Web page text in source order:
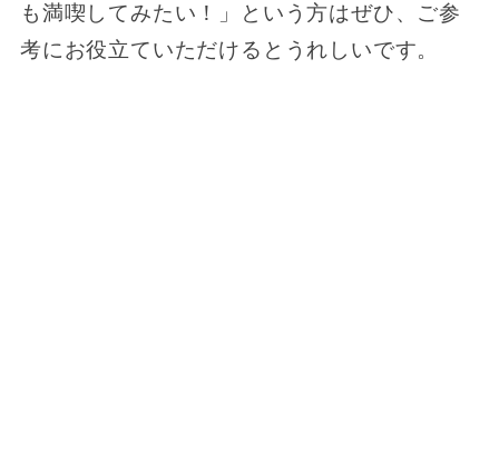
も満喫してみたい！」という方はぜひ、ご参
考にお役立ていただけるとうれしいです。